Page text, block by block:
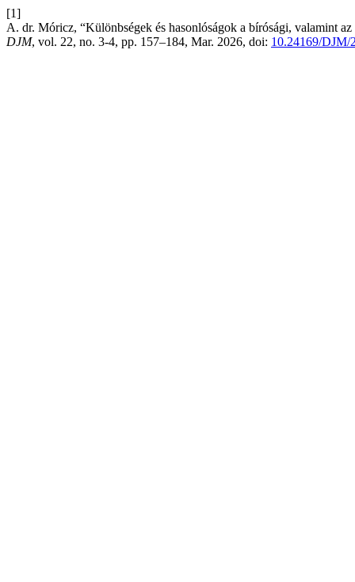
[1]
A. dr. Móricz, “Különbségek és hasonlóságok a bírósági, valamint
DJM, vol. 22, no. 3-4, pp. 157–184, Mar. 2026, doi: 10.24169/DJM/